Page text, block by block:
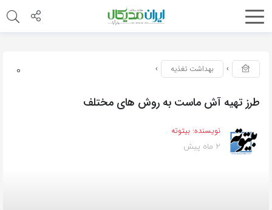
0 بهداشت تغذیه
طرز تهیه آش ماست به روش های مختلف
نویسنده: بیتوته
2 ماه پیش